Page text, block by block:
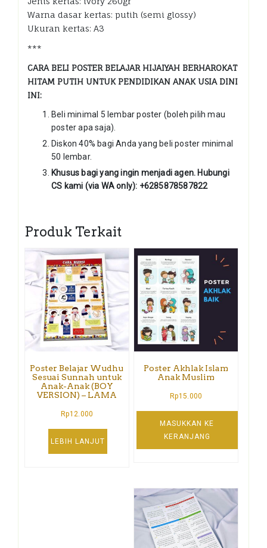
Warna dasar kertas: putih (semi glossy)
Ukuran kertas: A3
***
CARA BELI POSTER BELAJAR HIJAIYAH BERHAROKAT
HITAM PUTIH UNTUK PENDIDIKAN ANAK USIA DINI
INI:
Beli minimal 5 lembar poster (boleh pilih mau
poster apa saja).
Diskon 40% bagi Anda yang beli poster minimal
50 lembar.
Khusus bagi yang ingin menjadi agen. Hubungi
CS kami (via WA only): +6285878587822
Produk Terkait
Poster Belajar Wudhu
Sesuai Sunnah untuk
Anak-Anak (BOY
VERSION) – LAMA
Rp12.000
LEBIH LANJUT
Poster Akhlak Islam
Anak Muslim
Rp15.000
MASUKKAN KE
KERANJANG